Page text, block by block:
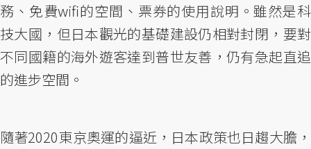
務、免費wifi的空間、票券的使用說明。雖然是科
技大國，但日本觀光的基礎建設仍相對封閉，要對
不同國籍的海外遊客達到普世友善，仍有急起直追
的進步空間。
隨著2020東京奧運的逼近，日本政策也日趨大膽，